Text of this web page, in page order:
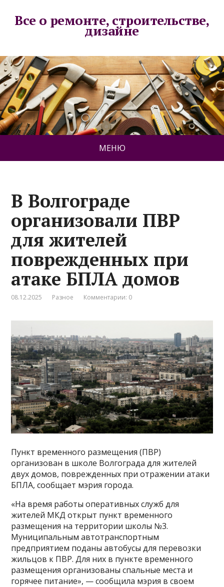
Все о ремонте, строительстве,
дизайне
МЕНЮ
В Волгограде
организовали ПВР
для жителей
поврежденных при
атаке БПЛА домов
08.12.2025 Разное Комментарии: 0
Пункт временного размещения (ПВР)
организован в школе Волгограда для жителей
двух домов, поврежденных при отражении атаки
БПЛА, сообщает мэрия города.
«На время работы оперативных служб для
жителей МКД открыт пункт временного
размещения на территории школы №3.
Муниципальным автотранспортным
предприятием поданы автобусы для перевозки
жильцов к ПВР. Для них в пункте временного
размещения организованы спальные места и
горячее питание», — сообщила мэрия в своем